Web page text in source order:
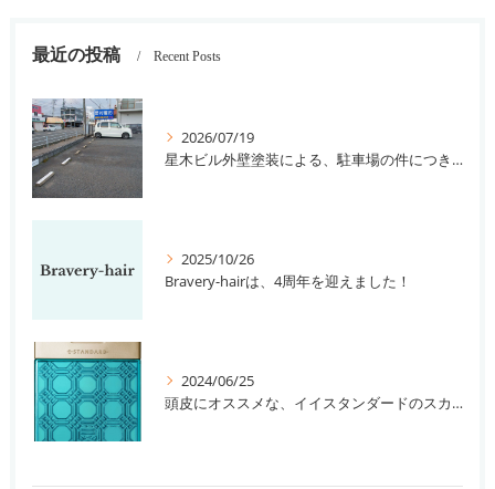
最近の投稿 Recent Posts
2026/07/19
星木ビル外壁塗装による、駐車場の件につきまして。
2025/10/26
Bravery-hairは、4周年を迎えました！
2024/06/25
頭皮にオススメな、イイスタンダードのスカルプ系シャンプー＆トリートメントです！